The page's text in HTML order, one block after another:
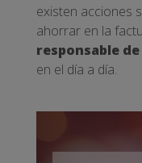
existen acciones
ahorrar en la
responsable
en el día a día.